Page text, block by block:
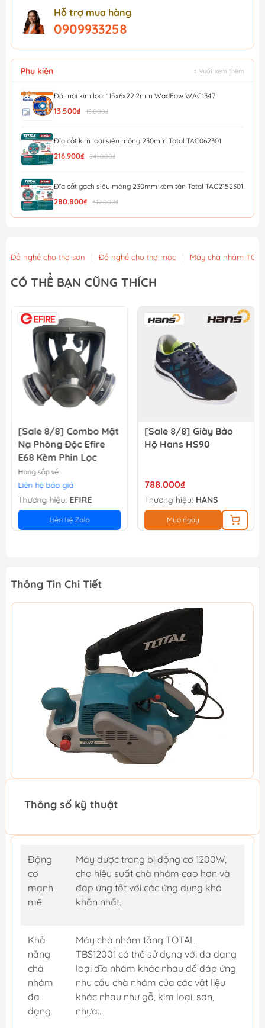
Hỗ trợ mua hàng
0909933258
Phụ kiện ↕ Vuốt xem thêm
Đá mài kim loại 115x6x22.2mm WadFow WAC1347
13.500₫ 15.000₫
Đĩa cắt kim loại siêu mỏng 230mm Total TAC062301
216.900₫ 241.000₫
Đĩa cắt gạch siêu mỏng 230mm kèm tán Total TAC2152301
280.800₫ 312.000₫
Đĩa cắt gạch siêu mỏng 125mm Total TAC061251
65.700₫
Đĩa cắt gạch siêu mỏng 105mm Total TAC061051
44.100₫ 49.000₫
Đồ nghề cho thợ sơn | Đồ nghề cho thợ mộc | Máy chà nhám
CÓ THỂ BẠN CŨNG THÍCH
[Sale 8/8] Combo Mặt
Nạ Phòng Độc Efire
E68 Kèm Phin Lọc
Hàng sắp về
Liên hệ báo giá
Thương hiệu: EFIRE
Liên hệ Zalo
[Sale 8/8] Giày Bảo
Hộ Hans HS90
788.000₫
Thương hiệu: HANS
Mua ngay
Thông Tin Chi Tiết
Thông số kỹ thuật
Động
cơ
mạnh
mẽ
Máy được trang bị động cơ 1200W,
cho hiệu suất chà nhám cao hơn và
đáp ứng tốt với các ứng dụng khó
khăn nhất.
Khả
năng
chà
nhám
đa
dạng
Máy chà nhám tăng TOTAL
TBS12001 có thể sử dụng với đa dạng
loại đĩa nhám khác nhau để đáp ứng
nhu cầu chà nhám của các vật liệu
khác nhau như gỗ, kim loại, sơn,
nhựa...